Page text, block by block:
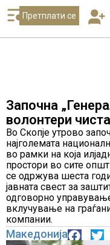
Претплати се
Започна
волонтери
Во Скопје утрово
најголемата
во рамки на која
простори во сите
се одржува шеста
јавната свест за
одговорно
вклучување на
компании.
Македонија